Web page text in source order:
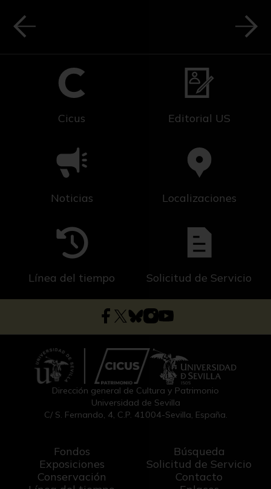
Cicus Editorial US
Noticias Localizaciones
Línea del tiempo Solicitud de Servicio
Dirección general de Cultura y Patrimonio
Universidad de Sevilla
C/ S. Fernando, 4, C.P. 41004-Sevilla, España.
Fondos
Exposiciones
Conservación
Búsqueda
Solicitud de Servicio
Contacto